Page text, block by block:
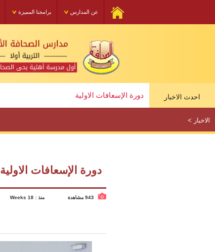
عن المدارس برامجنا المميزة
احدث الاخبار
مجلس أولياء الأمور
دورة الإسعافات الاولية
الاخبار >
دورة الإسعافات الاولية
943 مشاهدة منذ : 18 Weeks